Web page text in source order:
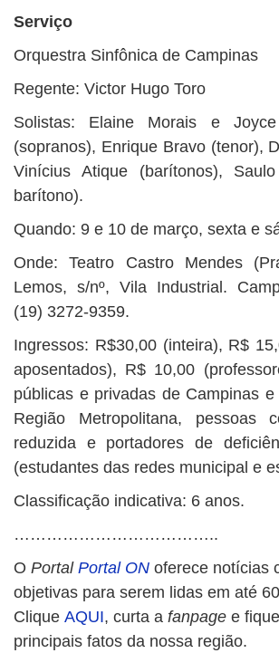
Serviço
Orquestra Sinfônica de Campinas
Regente: Victor Hugo Toro
Solistas: Elaine Morais e
(sopranos), Enrique Bravo (tenor),
Vinícius Atique (barítonos),
barítono).
Quando: 9 e 10 de março, sexta e
Onde: Teatro Castro Mendes
Lemos, s/nº, Vila Industrial.
(19) 3272-9359.
Ingressos: R$30,00 (inteira), R$
aposentados), R$ 10,00
públicas e privadas de Campinas
Região Metropolitana, pessoas
reduzida e portadores de
(estudantes das redes municipal e
Classificação indicativa: 6 anos.
………………………………..
O Portal Portal ON oferece notícias
objetivas para serem lidas em até
Clique AQUI, curta a fanpage e
principais fatos da nossa região.